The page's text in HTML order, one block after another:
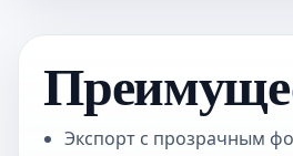
Экспорт с прозрачным